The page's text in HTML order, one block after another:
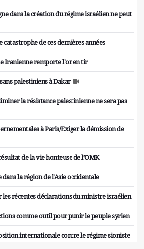
dans la création du régime israélien ne peut
catastrophe de ces dernières années
Iranienne remporte l'or en tir
palestiniens à Dakar
la résistance palestinienne ne sera pas
à Paris/Exiger la démission de
de la vie honteuse de l’OMK
la région de l'Asie occidentale
récentes déclarations du ministre israélien
comme outil pour punir le peuple syrien
internationale contre le régime sioniste